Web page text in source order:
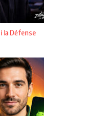
la Défense